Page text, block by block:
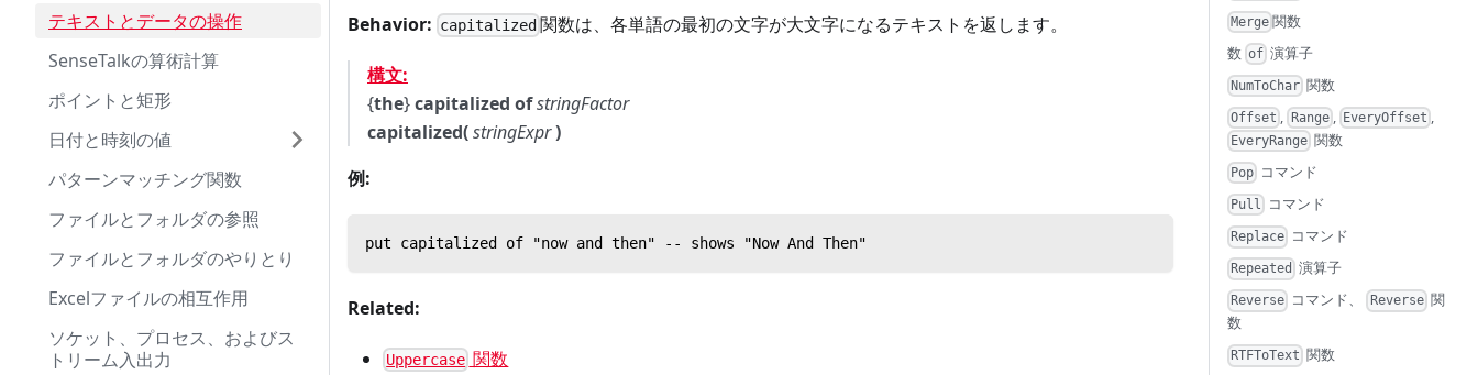
テキストとデータの操作
SenseTalkの算術計算
ポイントと矩形
日付と時刻の値
パターンマッチング関数
ファイルとフォルダの参照
ファイルとフォルダのやりとり
Excelファイルの相互作用
ソケット、プロセス、およびス
トリーム入出力
Behavior: capitalized 関数は、各単語の最初の文字が大文字になるテキストを返します。
構文:
{the}capitalized ofstringFactor
capitalized(stringExpr)
例:
put capitalized of "now and then" -- shows "Now And Then"
Related:
Uppercase 関数
Merge 関数
数 of 演算子
NumToChar 関数
Offset , Range , EveryOffset ,
EveryRange 関数
Pop コマンド
Pull コマンド
Replace コマンド
Repeated 演算子
Reverse コマンド、 Reverse 関
数
RTFToText 関数